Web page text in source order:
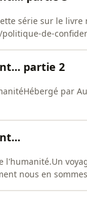
série sur le
politique-de-
partie 2
par
l'humanité.Un
nous en